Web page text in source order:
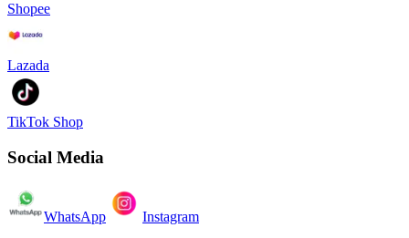
Shopee
Lazada
TikTok Shop
Social Media
WhatsApp Instagram